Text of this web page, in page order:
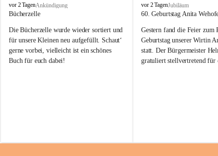
T
o
a
j
vor 2 TagenAnkündigung
Bücherzelle
Die Bücherzelle wurde wieder sortiert und
für unsere Kleinen neu aufgefüllt. Schaut‘
gerne vorbei, vielleicht ist ein schönes
Buch für euch dabei!
Wanduhr (!) benutzt und musste
T
o
a
j
vor 2 TagenJubiläum
60. Geburtstag Anita
Gestern fand die Feier zum
Geburtstag unserer Wirtin
statt. Der Bürgermeister
gratuliert stellvertretend für
Gesundheit, Gelassenheit